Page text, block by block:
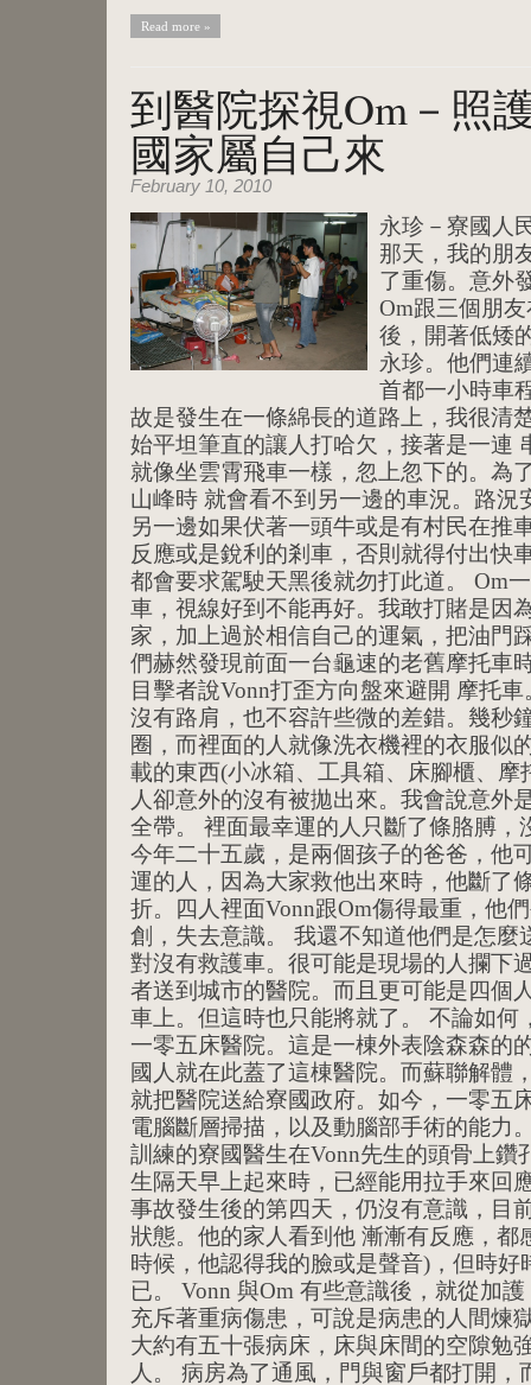
Read more »
到醫院探視Om－照
國家屬自己來
February 10, 2010
永珍－寮國人
那天，我的朋
了重傷。意外
Om跟三個朋
後，開著低矮
永珍。他們連
首都一小時車
故是發生在一條綿長的道路上，我很清
始平坦筆直的讓人打哈欠，接著是一連
就像坐雲霄飛車一樣，忽上忽下的。為
山峰時 就會看不到另一邊的車況。路況
另一邊如果伏著一頭牛或是有村民在推
反應或是銳利的剎車，否則就得付出快
都會要求駕駛天黑後就勿打此道。 Om
車，視線好到不能再好。我敢打賭是因
家，加上過於相信自己的運氣，把油門
們赫然發現前面一台龜速的老舊摩托車
目擊者說Vonn打歪方向盤來避開 摩托
沒有路肩，也不容許些微的差錯。幾秒
圈，而裡面的人就像洗衣機裡的衣服似
載的東西(小冰箱、工具箱、床腳櫃、摩
人卻意外的沒有被拋出來。我會說意外
全帶。 裡面最幸運的人只斷了條胳膊，
今年二十五歲，是兩個孩子的爸爸，他
運的人，因為大家救他出來時，他斷了
折。四人裡面Vonn跟Om傷得最重，他
創，失去意識。 我還不知道他們是怎麼
對沒有救護車。很可能是現場的人攔下
者送到城市的醫院。而且更可能是四個
車上。但這時也只能將就了。 不論如何
一零五床醫院。這是一棟外表陰森森的
國人就在此蓋了這棟醫院。而蘇聯解體
就把醫院送給寮國政府。如今，一零五
電腦斷層掃描，以及動腦部手術的能力
訓練的寮國醫生在Vonn先生的頭骨上鑽
生隔天早上起來時，已經能用拉手來回
事故發生後的第四天，仍沒有意識，目
狀態。他的家人看到他 漸漸有反應，都
時候，他認得我的臉或是聲音)，但時
已。 Vonn 與Om 有些意識後，就從加
充斥著重病傷患，可說是病患的人間煉
大約有五十張病床，床與床間的空隙勉
人。 病房為了通風，門與窗戶都打開，